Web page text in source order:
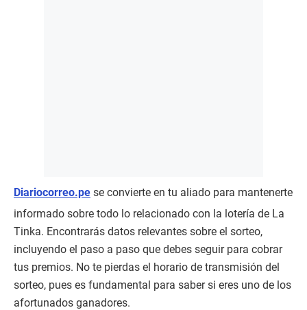
Diariocorreo.pe se convierte en tu aliado para mantenerte
informado sobre todo lo relacionado con la lotería de La
Tinka. Encontrarás datos relevantes sobre el sorteo,
incluyendo el paso a paso que debes seguir para cobrar
tus premios. No te pierdas el horario de transmisión del
sorteo, pues es fundamental para saber si eres uno de los
afortunados ganadores.